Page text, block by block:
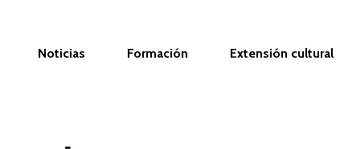
Noticias Formación Extensión cultural